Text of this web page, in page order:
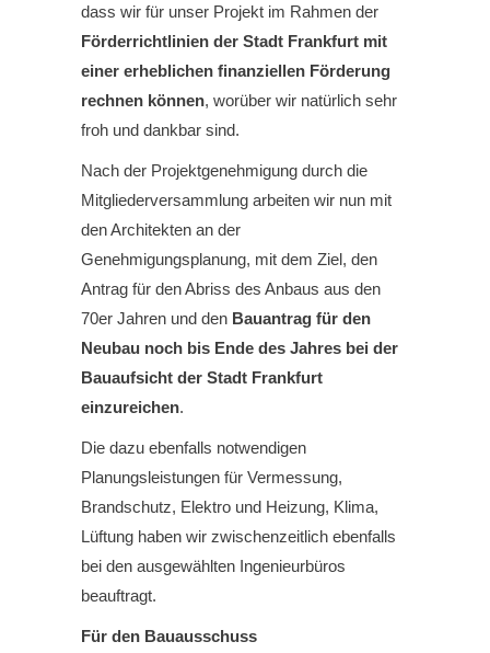
dass wir für unser Projekt im Rahmen der
Förderrichtlinien der Stadt Frankfurt mit
einer erheblichen finanziellen Förderung
rechnen können, worüber wir natürlich sehr
froh und dankbar sind.
Nach der Projektgenehmigung durch die
Mitgliederversammlung arbeiten wir nun mit
den Architekten an der
Genehmigungsplanung, mit dem Ziel, den
Antrag für den Abriss des Anbaus aus den
70er Jahren und den Bauantrag für den
Neubau noch bis Ende des Jahres bei der
Bauaufsicht der Stadt Frankfurt
einzureichen.
Die dazu ebenfalls notwendigen
Planungsleistungen für Vermessung,
Brandschutz, Elektro und Heizung, Klima,
Lüftung haben wir zwischenzeitlich ebenfalls
bei den ausgewählten Ingenieurbüros
beauftragt.
Für den Bauausschuss